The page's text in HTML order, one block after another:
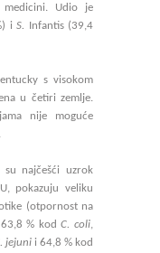
Udio je
i S. Infantis (39,4
s visokom
u četiri zemlje.
nije moguće
najčešći uzrok
pokazuju veliku
(otpornost na
63,8 % kodC. coli,
jejuni i 64,8 % kod